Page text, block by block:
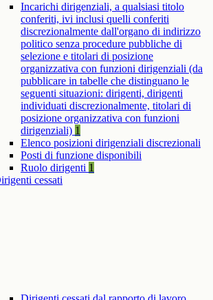
Incarichi dirigenziali, a qualsiasi titolo
conferiti, ivi inclusi quelli conferiti
discrezionalmente dall'organo di indirizzo
politico senza procedure pubbliche di
selezione e titolari di posizione
organizzativa con funzioni dirigenziali (da
pubblicare in tabelle che distinguano le
seguenti situazioni: dirigenti, dirigenti
individuati discrezionalmente, titolari di
posizione organizzativa con funzioni
dirigenziali) 1
Elenco posizioni dirigenziali discrezionali
Posti di funzione disponibili
Ruolo dirigenti 1
cessati